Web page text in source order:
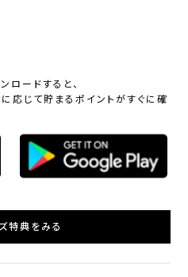
ロードすると、
応じて貯まるポイントがすぐに確
特典をみる